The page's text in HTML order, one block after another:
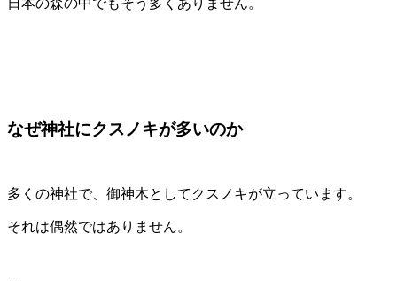
日本の森の中でもそう多くありません。
なぜ神社にクスノキが多いのか
多くの神社で、御神木としてクスノキが立っています。
それは偶然ではありません。